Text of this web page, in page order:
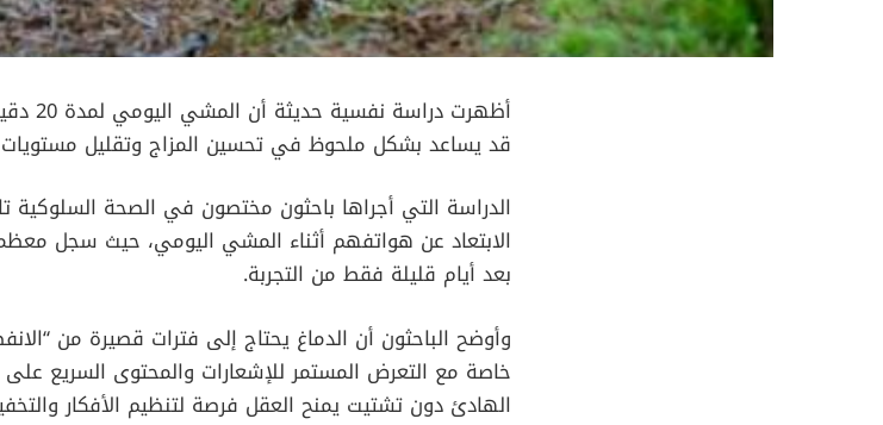
قد يساعد بشكل ملحوظ في تحسين المزاج وتقليل مستويات
الدراسة التي أجراها باحثون مختصون في الصحة
الابتعاد عن هواتفهم أثناء المشي اليومي، حيث سجل
بعد أيام قليلة فقط من التجربة.
وأوضح الباحثون أن الدماغ يحتاج إلى فترات قصيرة من
خاصة مع التعرض المستمر للإشعارات والمحتوى السريع
الهادئ دون تشتيت يمنح العقل فرصة لتنظيم الأفكار